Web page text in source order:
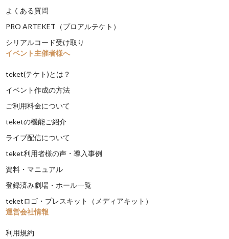
よくある質問
PRO ARTEKET（プロアルテケト）
シリアルコード受け取り
イベント主催者様へ
teket(テケト)とは？
イベント作成の方法
ご利用料金について
teketの機能ご紹介
ライブ配信について
teket利用者様の声・導入事例
資料・マニュアル
登録済み劇場・ホール一覧
teketロゴ・プレスキット（メディアキット）
運営会社情報
利用規約